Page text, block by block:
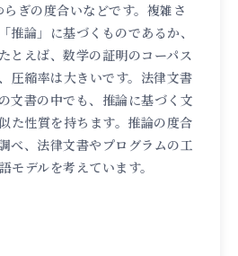
ぎの度合いなどです。複雑さ
推論」に基づくものであるか、
とえば、数学の証明のコーパス
圧縮率は大きいです。法律文書
文書の中でも、推論に基づく文
た性質を持ちます。推論の度合
べ、法律文書やプログラムの工
モデルを考えています。